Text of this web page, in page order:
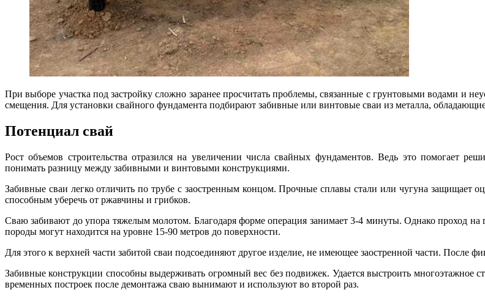
При выборе участка под застройку сложно заранее просчитать проблемы, связанные с грунтовыми водами и
смещения. Для установки свайного фундамента подбирают забивные или винтовые сваи из металла,
Потенциал свай
Рост объемов строительства отразился на увеличении числа свайных фундаментов. Ведь это помогает
понимать разницу между забивными и винтовыми конструкциями.
Забивные сваи легко отличить по трубе с заостренным концом. Прочные сплавы стали или чугуна защищает
способным уберечь от ржавчины и грибков.
Сваю забивают до упора тяжелым молотом. Благодаря форме операция занимает 3-4 минуты. Однако проход на
породы могут находится на уровне 15-90 метров до поверхности.
Для этого к верхней части забитой сваи подсоединяют другое изделие, не имеющее заостренной части. После
Забивные конструкции способны выдерживать огромный вес без подвижек. Удается выстроить многоэтажное
временных построек после демонтажа сваю вынимают и используют во второй раз.